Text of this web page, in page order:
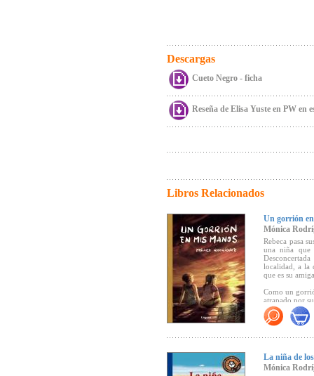
Descargas
Cueto Negro - ficha
Reseña de Elisa Yuste en PW en
Libros Relacionados
Un gorrión
Mónica
Rebeca pasa
una niña que
localidad, a la
que es su
Como un
atrapado por
Premio
compartir con
Lector)
La niña de
Mónica